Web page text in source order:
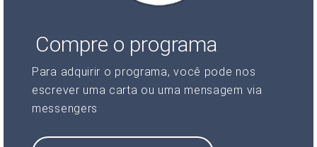
Compre o programa
Para adquirir o programa, você pode nos
escrever uma carta ou uma mensagem via
messengers